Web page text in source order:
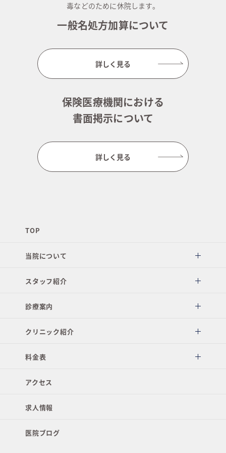
毒などのために休院します。
一般名処方加算について
詳しく見る
保険医療機関における
書面掲示について
詳しく見る
TOP
当院について
スタッフ紹介
診療案内
クリニック紹介
料金表
アクセス
求人情報
医院ブログ